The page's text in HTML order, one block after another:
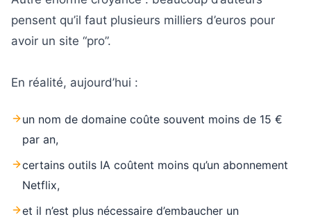
pensent qu’il faut plusieurs milliers d’euros pour
avoir un site “pro”.
En réalité, aujourd’hui :
un nom de domaine coûte souvent moins de 15 €
par an,
certains outils IA coûtent moins qu’un abonnement
Netflix,
et il n’est plus nécessaire d’embaucher un